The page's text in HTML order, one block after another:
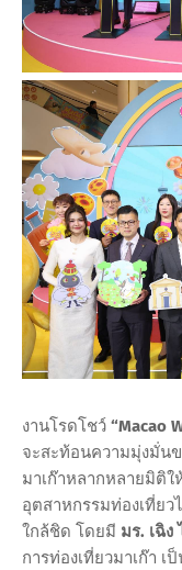
งานโรดโชว์ “Macao
จะสะท้อนความมุ่งมั่น
มาเก๊าหลากหลายมิติ
อุตสาหกรรมท่องเที่ย
ใกล้ชิด โดยมี มร. เฉิง
การท่องเที่ยวมาเก๊า